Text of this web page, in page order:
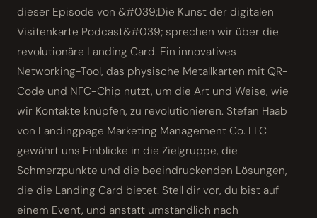
dieser Episode von &#039;Die Kunst der digitalen
Visitenkarte Podcast&#039; sprechen wir über die
revolutionäre Landing Card. Ein innovatives
Networking-Tool, das physische Metallkarten mit QR-
Code und NFC-Chip nutzt, um die Art und Weise, wie
wir Kontakte knüpfen, zu revolutionieren. Stefan Haab
von Landingpage Marketing Management Co. LLC
gewährt uns Einblicke in die Zielgruppe, die
Schmerzpunkte und die beeindruckenden Lösungen,
die die Landing Card bietet. Stell dir vor, du bist auf
einem Event, und anstatt umständlich nach